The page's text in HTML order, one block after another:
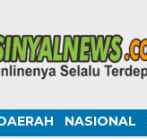
NASIONAL